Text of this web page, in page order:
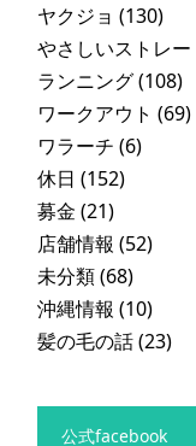
ヤクジョ (130)
やさしいストレー
ランニング(108)
ワークアウト (69)
ワラーチ (6)
休日 (152)
募金 (21)
店舗情報 (52)
未分類(68)
沖縄情報 (10)
髪の毛の話(23)
公式facebook